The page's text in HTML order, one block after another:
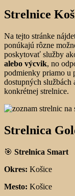
Strelnice
Na tejto stránke
ponúkajú rôzne
poskytovať služby
alebo výcvik, no
podmienky priamo u
dostupných službách
konkrétnej strelnice.
Strelnica
🎯 Strelnica Smart
Okres: Košice
Mesto: Košice